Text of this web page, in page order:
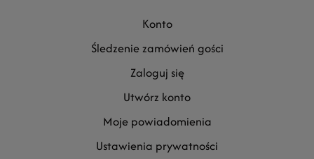
konto
śledzenie zamówień gości
zaloguj się
utwórz konto
moje powiadomienia
ustawienia prywatności